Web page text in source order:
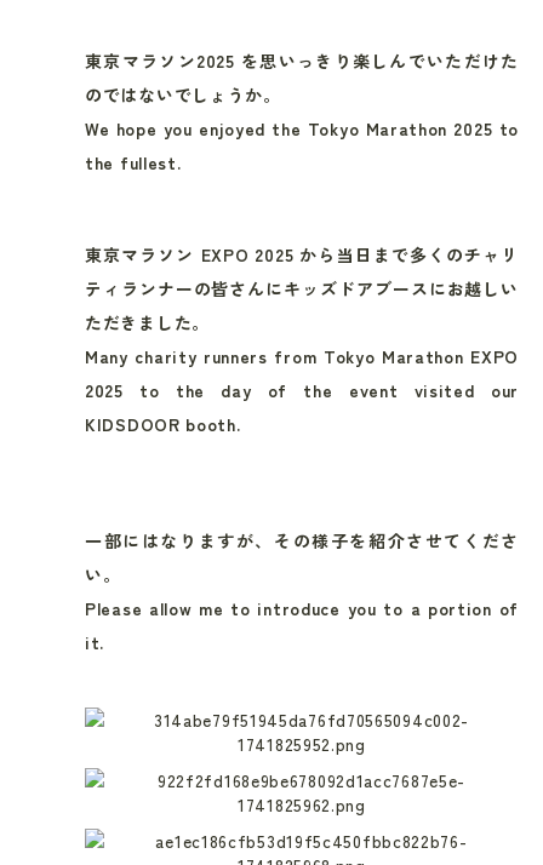
東京マラソン2025 を思いっきり楽しんでいただけた
のではないでしょうか。
We hope you enjoyed the Tokyo Marathon 2025 to
the fullest.
東京マラソン EXPO 2025 から当日まで多くのチャリ
ティランナーの皆さんにキッズドアブースにお越しい
ただきました。
Many charity runners from Tokyo Marathon EXPO
2025 to the day of the event visited our
KIDSDOOR booth.
一部にはなりますが、その様子を紹介させてくださ
い。
Please allow me to introduce you to a portion of
it.